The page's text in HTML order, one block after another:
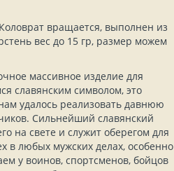
вращается, выполнен из
вес до 15 гр, размер можем
массивное изделие для
славянским символом, это
удалось реализовать давнюю
Сильнейший славянский
на свете и служит оберегом для
в любых мужских делах, особенно
у воинов, спортсменов, бойцов